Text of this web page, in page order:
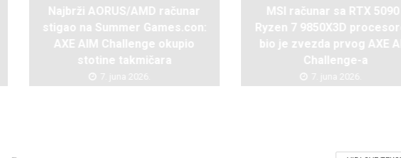
Najbrži AORUS/AMD računar
stigao na Summer Games.con:
AXE AIM Challenge okupio
stotine takmičara
7. juna 2026.
MSI računar sa RTX 5090
Ryzen 7 9850X3D
bio je zvezda prvog AXE
Challenge-a
7. juna 2026.